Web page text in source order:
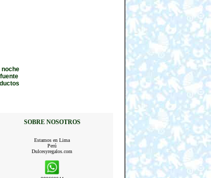
noche
SOBRE NOSOTROS
Estamos en Lima
Perú
Dulcesyregalos.com